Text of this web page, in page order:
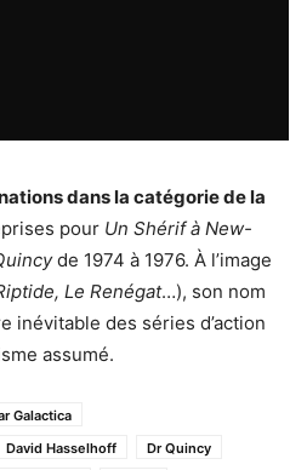
dans la catégorie de la
pour Un Shérif à New-
de 1974 à 1976. À l’image
Le Renégat…), son nom
inévitable des séries d’action
assumé.
Galactica
David Hasselhoff
Dr Quincy